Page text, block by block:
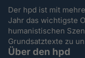
Der hpd ist mit
Jahr das wichtigste
humanistischen
Grundsatztexte zu
Über den hpd